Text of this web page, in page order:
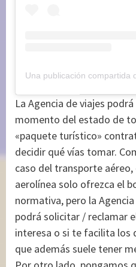
La Agencia de viajes
momento del estado de
«paquete turístico»
decidir qué vías tomar.
caso del transporte aéreo,
aerolínea solo ofrezca el
normativa, pero la
podrá solicitar / reclamar
interesa o si te facilita los
que además suele tener